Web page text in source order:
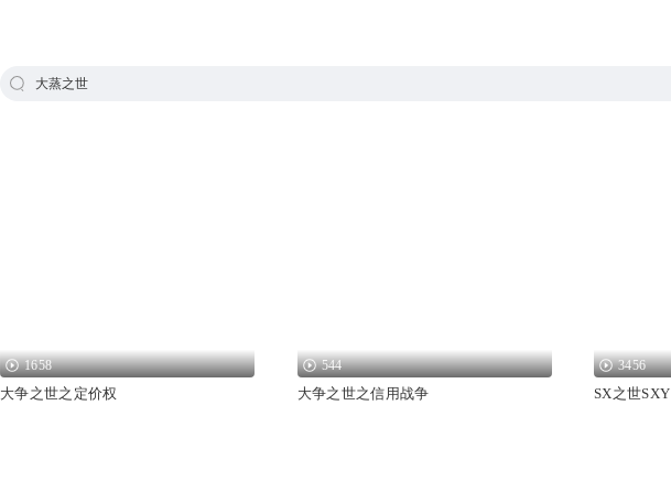
大蒸之世
1658
大争之世之定价权
544
大争之世之信用战争
3456
SX之世SXY